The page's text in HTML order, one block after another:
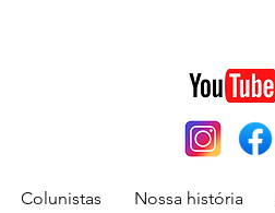
Colunistas Nossa história